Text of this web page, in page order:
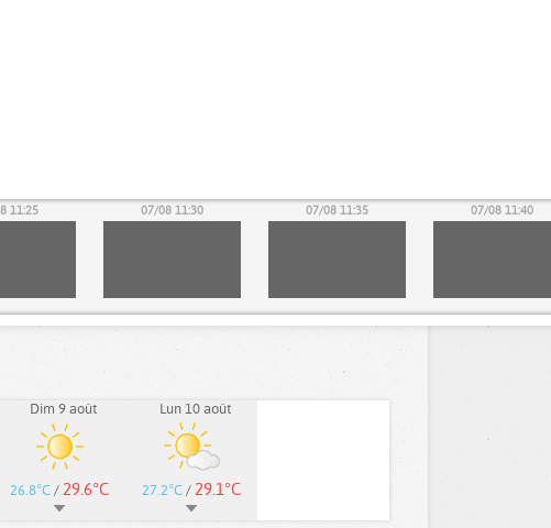
11:25 07/08 11:30 07/08 11:35 07/08 11:40
Dim 9 août
26.8°C / 29.6°C
Lun 10 août
27.2°C / 29.1°C